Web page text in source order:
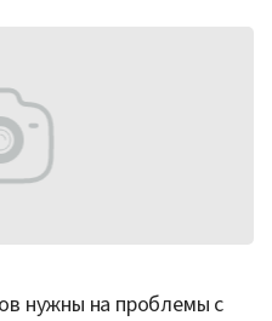
нужны на проблемы с